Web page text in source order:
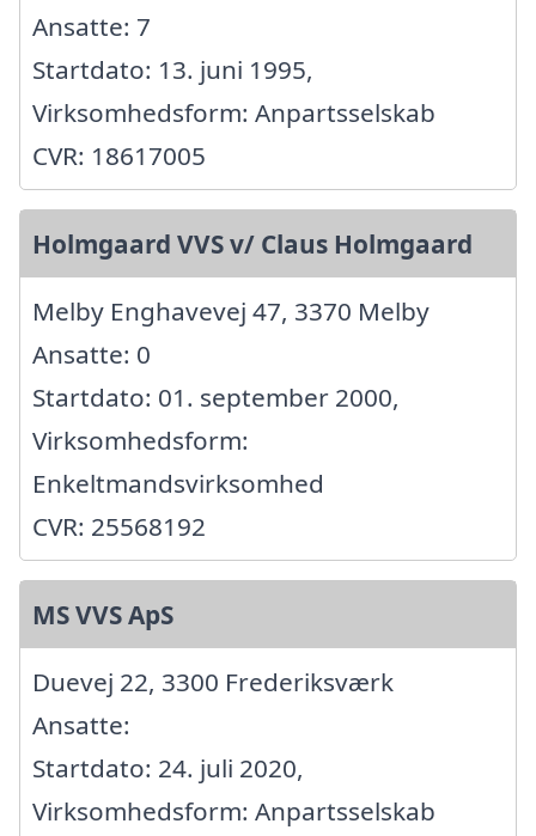
Ansatte: 7
Startdato: 13. juni 1995,
Virksomhedsform: Anpartsselskab
CVR: 18617005
Holmgaard VVS v/ Claus Holmgaard
Melby Enghavevej 47, 3370 Melby
Ansatte: 0
Startdato: 01. september 2000,
Virksomhedsform:
Enkeltmandsvirksomhed
CVR: 25568192
MS VVS ApS
Duevej 22, 3300 Frederiksværk
Ansatte:
Startdato: 24. juli 2020,
Virksomhedsform: Anpartsselskab